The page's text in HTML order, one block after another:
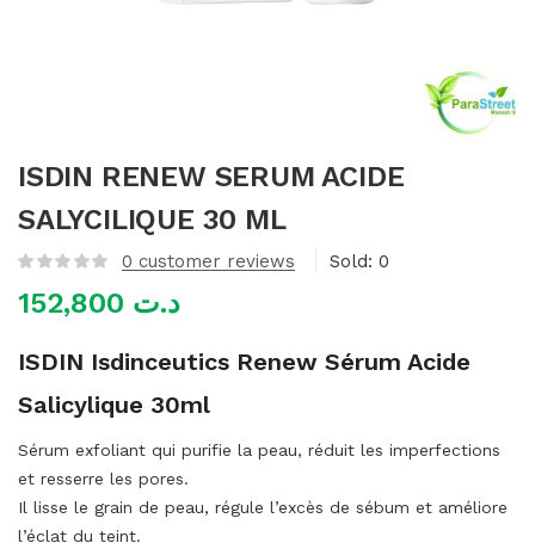
ISDIN RENEW SERUM ACIDE
SALYCILIQUE 30 ML
0 customer reviews Sold: 0
د.ت
ISDIN Isdinceutics Renew Sérum Acide
Salicylique 30ml
Sérum exfoliant qui purifie la peau, réduit les imperfections
et resserre les pores.
Il lisse le grain de peau, régule l’excès de sébum et améliore
l’éclat du teint.